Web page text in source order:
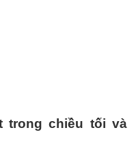
trong chiều tối và